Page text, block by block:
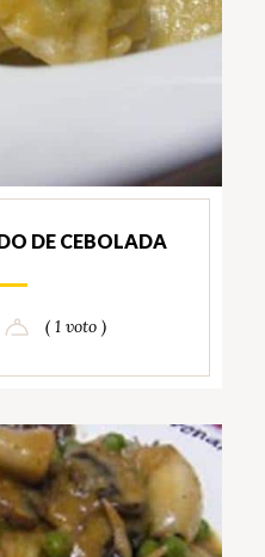
DE CEBOLADA
( 1 voto )